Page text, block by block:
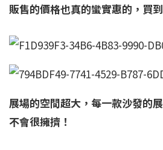
販售的價格也真的蠻實惠的，買
展場的空間超大，每一款沙發的
不會很擁擠！